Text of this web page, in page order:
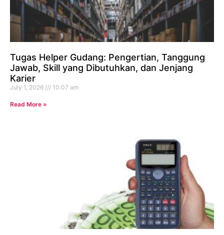
Tugas Helper Gudang: Pengertian, Tanggung
Jawab, Skill yang Dibutuhkan, dan Jenjang
Karier
July 1, 2026 10:07 am
Read More »